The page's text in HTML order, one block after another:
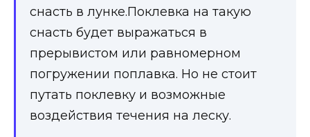
снасть в лунке.Поклевка на такую
снасть будет выражаться в
прерывистом или равномерном
погружении поплавка. Но не стоит
путать поклевку и возможные
воздействия течения на леску.